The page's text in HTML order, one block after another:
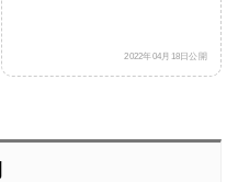
2022年04月18日公開